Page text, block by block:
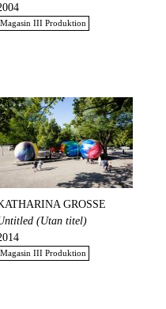
Magasin III Produktion
GROSSE
(Utan titel)
Magasin III Produktion